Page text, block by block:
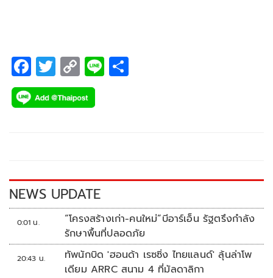
F
ac
e
k
T
wi
tt
C
o
p
k
Li
NEWS UPDATE
0:01 น.
“โครงสร้างเก่า-คนใหม่”บีอาร์เอ็น รัฐตรึงกำลัง
รักษาพื้นที่ปลอดภัย
20:43 น.
ทัพนักบิด 'ฮอนด้า เรซซิ่ง ไทยแลนด์' ลุ้นล่าโพ
เดียม ARRC สนาม 4 ที่มัลดาลิกา